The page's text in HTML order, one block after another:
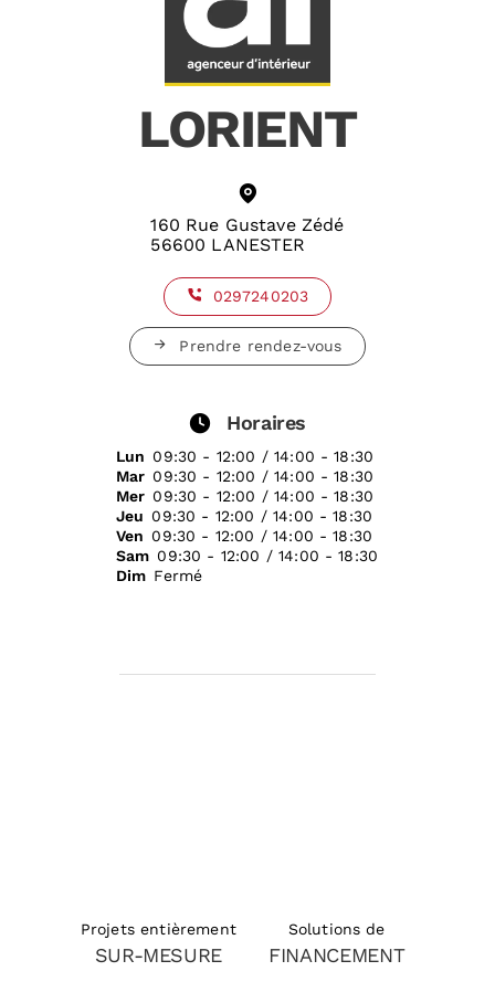
LORIENT
160 Rue Gustave Zédé
56600 LANESTER
0297240203
Prendre rendez-vous
Horaires
Lun 09:30 - 12:00 / 14:00 - 18:30
Mar 09:30 - 12:00 / 14:00 - 18:30
Mer 09:30 - 12:00 / 14:00 - 18:30
Jeu 09:30 - 12:00 / 14:00 - 18:30
Ven 09:30 - 12:00 / 14:00 - 18:30
Sam 09:30 - 12:00 / 14:00 - 18:30
Dim Fermé
Projets entièrement
SUR-MESURE
Solutions de
FINANCEMENT